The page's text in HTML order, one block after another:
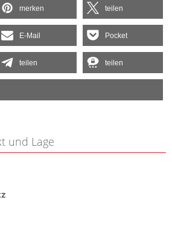
merken teilen
E-Mail Pocket
teilen teilen
und Lage